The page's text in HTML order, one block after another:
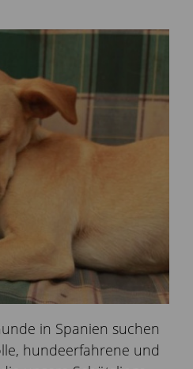
in Spanien suchen
hundeerfahrene und